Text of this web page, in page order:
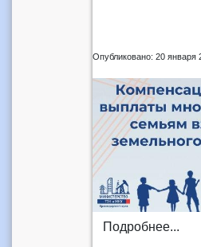
Опубликовано: 20 января
Подробнее...